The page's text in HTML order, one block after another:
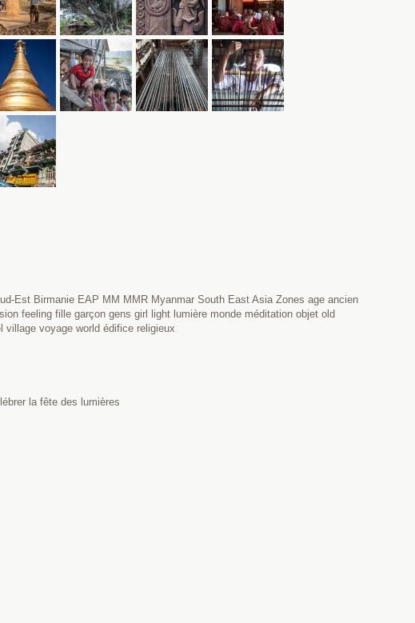
Est Birmanie EAP MM MMR Myanmar South East Asia Zones age ancien
feeling fille garçon gens girl light lumière monde méditation objet old
village voyage world édifice religieux
la fête des lumières